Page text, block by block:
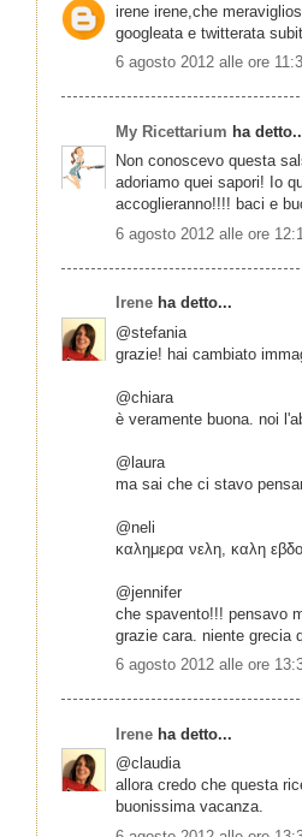
irene irene,che
googleata e twitterata
6 agosto 2012 alle ore
My Ricettarium ha
Non conoscevo questa
adoriamo quei sapori! Io
accoglieranno!!!! baci e
6 agosto 2012 alle ore
Irene ha detto...
@stefania
grazie! hai cambiato
@chiara
è veramente buona. noi
@laura
ma sai che ci stavo
@neli
καλημερα νελη, καλη
@jennifer
che spavento!!! pensavo
grazie cara. niente grecia
6 agosto 2012 alle ore
Irene ha detto...
@claudia
allora credo che questa
buonissima vacanza.